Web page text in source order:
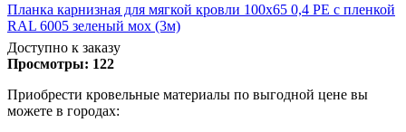
Планка карнизная для мягкой кровли 100х65 0,4 PE с пленкой
RAL 6005 зеленый мох (3м)
Доступно к заказу
Просмотры: 122
Приобрести кровельные материалы по выгодной цене вы
можете в городах: